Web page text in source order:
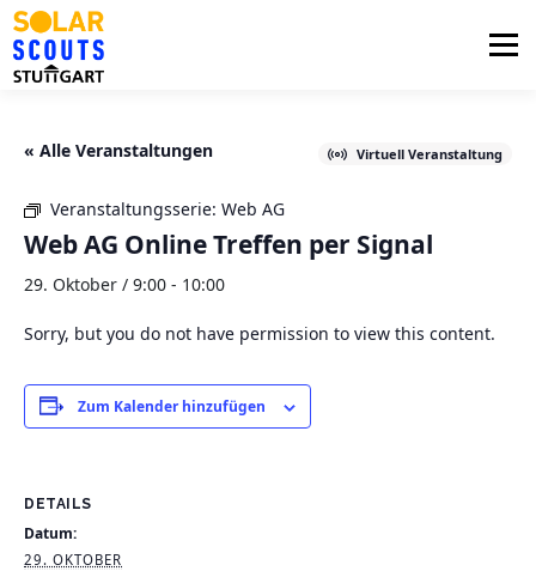
Zum
Inhalt
springen
Menü
« Alle Veranstaltungen Virtuell Veranstaltung
Veranstaltungsserie: Web AG
Web AG Online Treffen per Signal
29. Oktober / 9:00 - 10:00
Sorry, but you do not have permission to view this content.
Zum Kalender hinzufügen
DETAILS
Datum:
29. OKTOBER